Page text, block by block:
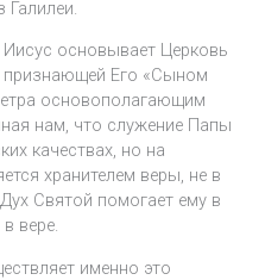
основывает Церковь
признающей Его «Сыном
основополагающим
нам, что служение Папы
качествах, но на
хранителем веры, не в
Святой помогает ему в
вере.
именно это